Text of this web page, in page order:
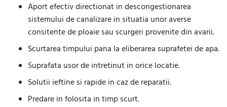
Aport efectiv directionat in descongestionarea
sistemului de canalizare in situatia unor averse
consitente de ploaie sau scurgeri provenite din avarii.
Scurtarea timpului pana la eliberarea suprafetei de apa.
Suprafata usor de intretinut in orice locatie.
Solutii ieftine si rapide in caz de reparatii.
Predare in folosita in timp scurt.